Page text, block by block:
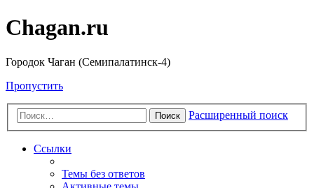
Chagan.ru
Городок Чаган (Семипалатинск-4)
Пропустить
Поиск Расширенный поиск
Ссылки
Темы без ответов